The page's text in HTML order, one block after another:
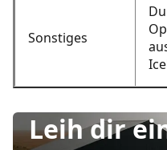
Sonstiges
Leih dir